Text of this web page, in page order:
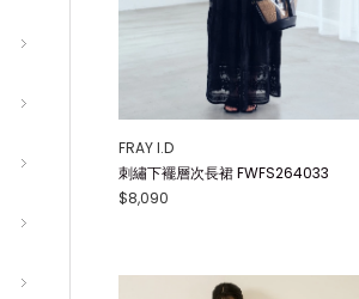
FRAY I.D
刺繡下襬層次長裙 FWFS264033
$8,090